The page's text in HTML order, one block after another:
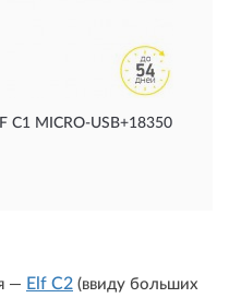
C1 MICRO-USB+18350
— Elf C2 (ввиду больших